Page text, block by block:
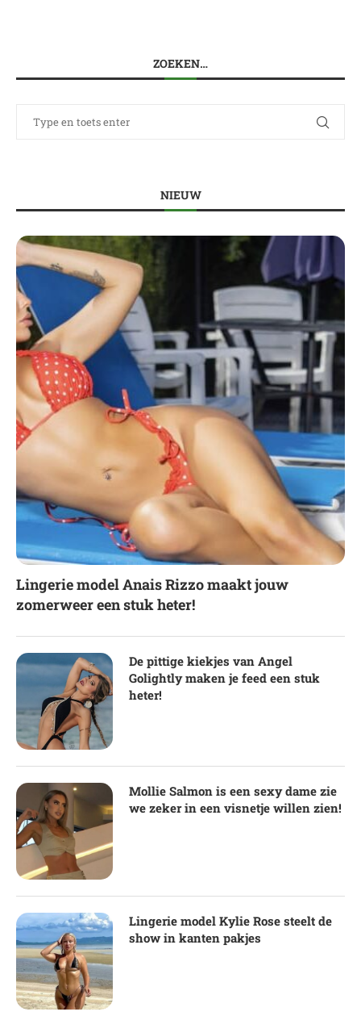
ZOEKEN…
NIEUW
Lingerie model Anais Rizzo maakt jouw
zomerweer een stuk heter!
De pittige kiekjes van Angel
Golightly maken je feed een stuk
heter!
Mollie Salmon is een sexy dame zie
we zeker in een visnetje willen zien!
Lingerie model Kylie Rose steelt de
show in kanten pakjes